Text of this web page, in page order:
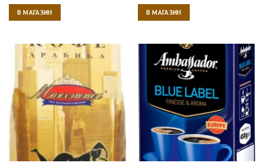
В МАГАЗИН В МАГАЗИН